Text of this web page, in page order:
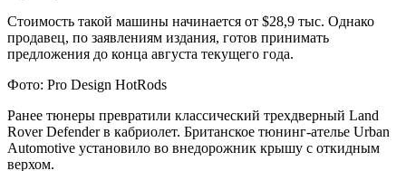
Стоимость такой машины начинается от $28,9 тыс. Однако
продавец, по заявлениям издания, готов принимать
предложения до конца августа текущего года.
Фото: Pro Design HotRods
Ранее тюнеры превратили классический трехдверный Land
Rover Defender в кабриолет. Британское тюнинг-ателье Urban
Automotive установило во внедорожник крышу с откидным
верхом.